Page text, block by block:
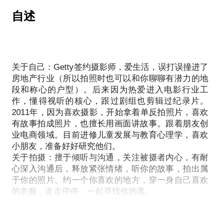
【服务内容】：
化妆造型：建议自带淡妆拍摄，不提供化妆和服装；
后期周期：5个工作日内交付精修照片；
场地费用：不进棚拍摄，不包含场地费用。
【推荐理由】：
性价比高，价格远低于1000元以上的市场价格；
品质保证，Getty签约摄影师亲自拍摄；
量身定制，根据你的需求打造适合你的风格。
【作品展示】：
自述
关于自己：Getty签约摄影师，爱生活，误打误撞进了
房地产行业（所以拍照时也可以和你聊聊有潜力的地
段和称心的户型）。后来因为热爱进入电影行业工
作，懂得视听的核心，跟过剧组也剪辑过纪录片。
2011年，因为喜欢摄影，开始拿着单反拍照片，喜欢
有故事拍成照片，也擅长用画面讲故事。跟着朋友创
业电商领域。目前进修儿童发展与教育心理学，喜欢
小朋友，准备好好研究他们。
关于拍摄：擅于倾听与沟通，关注被摄者内心，有耐
心深入沟通后，释放紧张情绪，听你的故事，拍出属
于你的照片。约一个你喜欢的地方，穿一身自己喜欢
的衣服，走走停停，一起寻找你的美。